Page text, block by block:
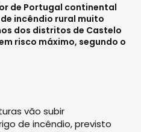
de Portugal continental
incêndio rural muito
dos distritos de Castelo
risco máximo, segundo o
vão subir
de incêndio, previsto